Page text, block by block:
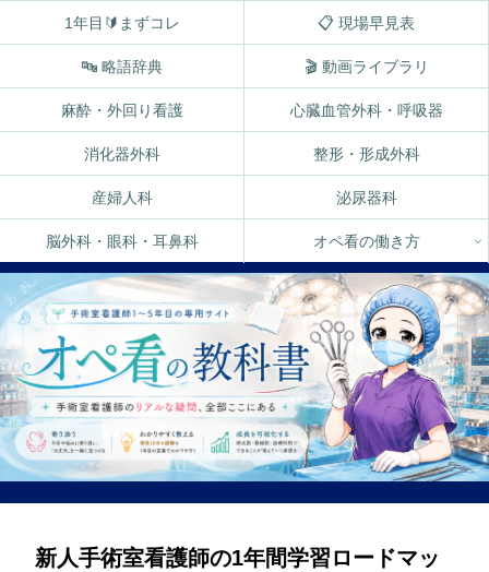
1年目🔰まずコレ 📋 現場早見表
🔤 略語辞典 🎬 動画ライブラリ
麻酔・外回り看護 心臓血管外科・呼吸器
消化器外科 整形・形成外科
産婦人科 泌尿器科
脳外科・眼科・耳鼻科 オペ看の働き方
新人手術室看護師の1年間学習ロードマッ